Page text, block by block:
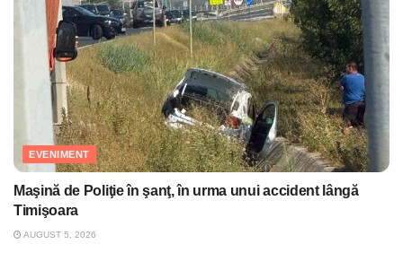
EVENIMENT
Maşină de Poliţie în şanţ, în urma unui accident lângă
Timişoara
AUGUST 5, 2026